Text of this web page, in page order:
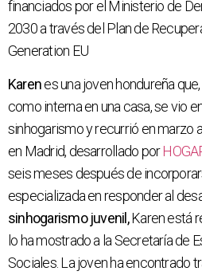
financiados por el Ministerio de
2030 a través del Plan de
Generation EU
Karenes una joven hondureña
como interna en una casa, se vio
sinhogarismo y recurrió en marzo
en Madrid, desarrollado por
seis meses después de
especializada en responder al
sinhogarismo juvenil,Karen está
lo ha mostrado a la Secretaría de
Sociales. La joven ha encontrado